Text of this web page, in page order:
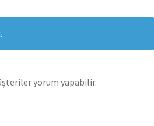
yorum yapabilir.